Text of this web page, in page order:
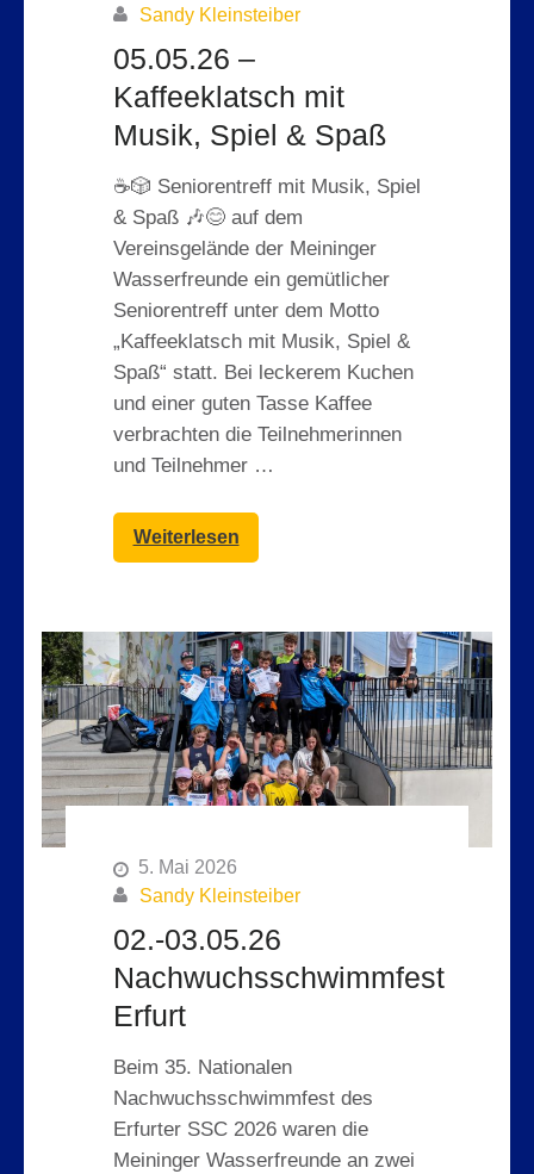
Sandy Kleinsteiber
05.05.26 –
Kaffeeklatsch mit
Musik, Spiel & Spaß
☕🎲 Seniorentreff mit Musik, Spiel
& Spaß 🎶😊 auf dem
Vereinsgelände der Meininger
Wasserfreunde ein gemütlicher
Seniorentreff unter dem Motto
„Kaffeeklatsch mit Musik, Spiel &
Spaß“ statt. Bei leckerem Kuchen
und einer guten Tasse Kaffee
verbrachten die Teilnehmerinnen
und Teilnehmer …
Weiterlesen
5. Mai 2026
Sandy Kleinsteiber
02.-03.05.26
Nachwuchsschwimmfest
Erfurt
Beim 35. Nationalen
Nachwuchsschwimmfest des
Erfurter SSC 2026 waren die
Meininger Wasserfreunde an zwei